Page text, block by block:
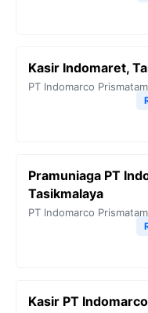
Kasir Indomaret,
PT Indomarco
Pramuniaga PT
Tasikmalaya
PT Indomarco
Kasir PT